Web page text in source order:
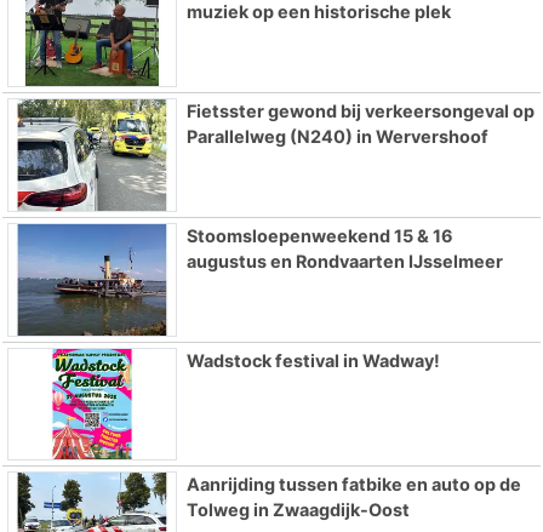
muziek op een historische plek
Fietsster gewond bij verkeersongeval op
Parallelweg (N240) in Wervershoof
Stoomsloepenweekend 15 & 16
augustus en Rondvaarten IJsselmeer
Wadstock festival in Wadway!
Aanrijding tussen fatbike en auto op de
Tolweg in Zwaagdijk-Oost